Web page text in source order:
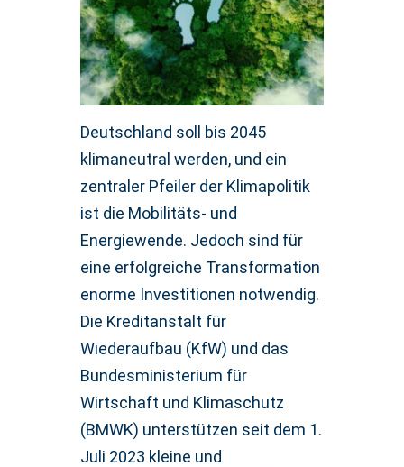
Deutschland soll bis 2045
klimaneutral werden, und ein
zentraler Pfeiler der Klimapolitik
ist die Mobilitäts- und
Energiewende. Jedoch sind für
eine erfolgreiche Transformation
enorme Investitionen notwendig.
Die Kreditanstalt für
Wiederaufbau (KfW) und das
Bundesministerium für
Wirtschaft und Klimaschutz
(BMWK) unterstützen seit dem 1.
Juli 2023 kleine und